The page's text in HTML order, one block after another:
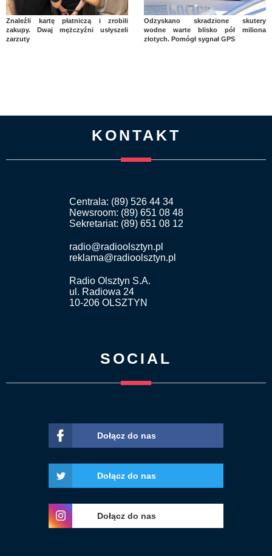
Znaleźli kartę płatniczą i zrobili
zakupy. Dwaj mężczyźni usłyszeli
zarzuty
Odzyskano skradzione skutery
wodne warte blisko pół miliona
złotych. Pomógł sygnał GPS
KONTAKT
Centrala: (89) 526 44 34
Newsroom: (89) 651 08 48
Sekretariat: (89) 651 08 12
radio@radioolsztyn.pl
reklama@radioolsztyn.pl
Radio Olsztyn S.A.
ul. Radiowa 24
10-206 OLSZTYN
SOCIAL
Dołącz do nas
Dołącz do nas
Dołącz do nas